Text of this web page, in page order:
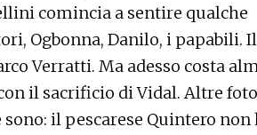
comincia a sentire qualche
Ogbonna, Danilo, i papabili.
Verratti. Ma adesso costa
il sacrificio di Vidal. Altre
il pescarese Quintero non